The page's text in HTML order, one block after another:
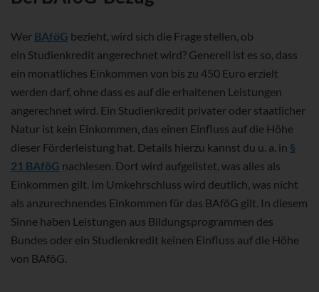
Wer BAföG bezieht, wird sich die Frage stellen, ob
ein Studienkredit angerechnet wird? Generell ist es so, dass
ein monatliches Einkommen von bis zu 450 Euro erzielt
werden darf, ohne dass es auf die erhaltenen Leistungen
angerechnet wird. Ein Studienkredit privater oder staatlicher
Natur ist kein Einkommen, das einen Einfluss auf die Höhe
dieser Förderleistung hat. Details hierzu kannst du u. a. in §
21 BAföG nachlesen. Dort wird aufgelistet, was alles als
Einkommen gilt. Im Umkehrschluss wird deutlich, was nicht
als anzurechnendes Einkommen für das BAföG gilt. In diesem
Sinne haben Leistungen aus Bildungsprogrammen des
Bundes oder ein Studienkredit keinen Einfluss auf die Höhe
von BAföG.